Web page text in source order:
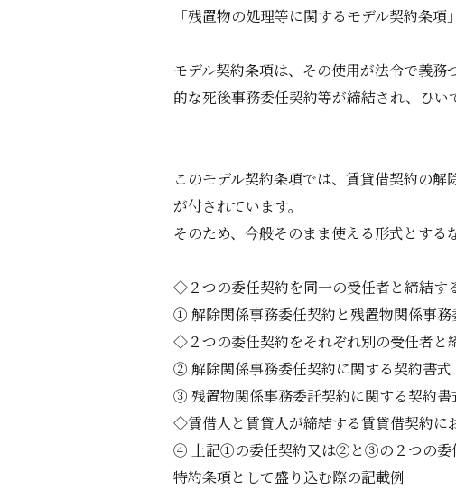
「残置物の処理等に関するモデル契約条項
モデル契約条項は、その使用が法令で義
的な死後事務委任契約等が締結され、ひい
このモデル契約条項では、賃貸借契約の
が付されています。
そのため、今般そのまま使える形式とす
◇２つの委任契約を同一の受任者と締結す
① 解除関係事務委任契約と残置物関係事
◇２つの委任契約をそれぞれ別の受任者と
② 解除関係事務委任契約に関する契約書式
③ 残置物関係事務委託契約に関する契約書
◇賃借人と賃貸人が締結する賃貸借契約に
④ 上記①の委任契約又は②と③の２つの委
特約条項として盛り込む際の記載例